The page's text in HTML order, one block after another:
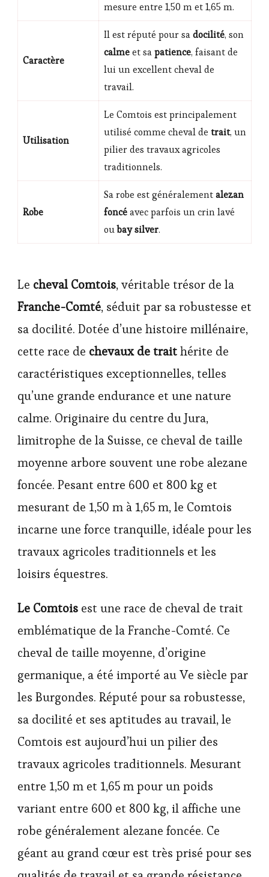
mesure entre 1,50 m et 1,65 m.
Caractère
Il est réputé pour sadocilité, son
calmeet sapatience, faisant de
lui un excellent cheval de
travail.
Utilisation
Le Comtois est principalement
utilisé comme cheval de trait, un
pilier des travaux agricoles
traditionnels.
Robe
Sa robe est généralementalezan
foncéavec parfois un crin lavé
oubay silver.
Le cheval Comtois, véritable trésor de la
Franche-Comté, séduit par sa robustesse et
sa docilité. Dotée d’une histoire millénaire,
cette race de chevaux de traithérite de
caractéristiques exceptionnelles, telles
qu’une grande endurance et une nature
calme. Originaire du centre du Jura,
limitrophe de la Suisse, ce cheval de taille
moyenne arbore souvent une robe alezane
foncée. Pesant entre 600 et 800 kg et
mesurant de 1,50 m à 1,65 m, le Comtois
incarne une force tranquille, idéale pour les
travaux agricoles traditionnels et les
loisirs équestres.
Le Comtois est une race de cheval de trait
emblématique de la Franche-Comté. Ce
cheval de taille moyenne, d’origine
germanique, a été importé au Ve siècle par
les Burgondes. Réputé pour sa robustesse,
sa docilité et ses aptitudes au travail, le
Comtois est aujourd’hui un pilier des
travaux agricoles traditionnels. Mesurant
entre 1,50 m et 1,65 m pour un poids
variant entre 600 et 800 kg, il affiche une
robe généralement alezane foncée. Ce
géant au grand cœur est très prisé pour ses